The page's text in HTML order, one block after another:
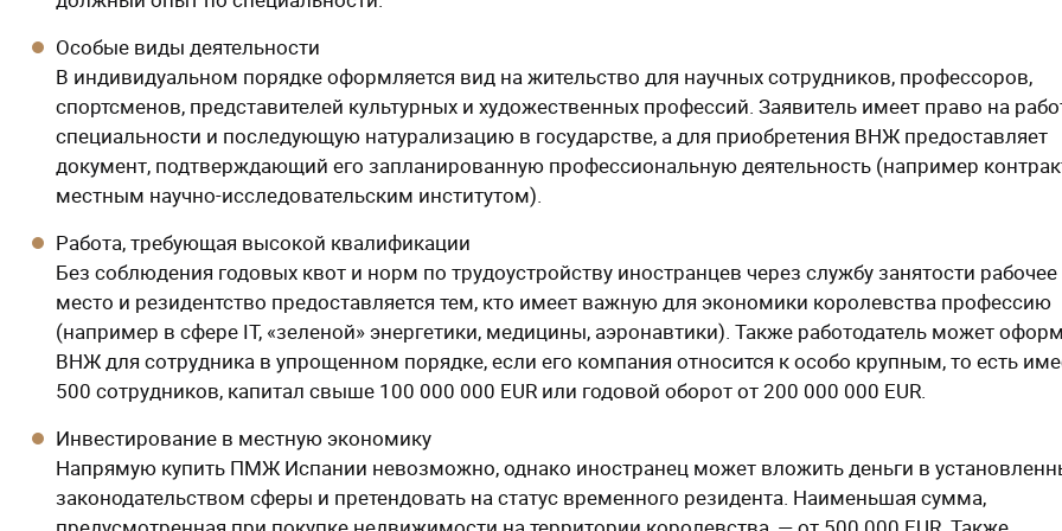
Особые виды деятельности
В индивидуальном порядке оформляется вид на жительство для научных сотрудников, профессоров,
спортсменов, представителей культурных и художественных профессий. Заявитель имеет право на
специальности и последующую натурализацию в государстве, а для приобретения ВНЖ предоставляет
документ, подтверждающий его запланированную профессиональную деятельность (например
местным научно-исследовательским институтом).
Работа, требующая высокой квалификации
Без соблюдения годовых квот и норм по трудоустройству иностранцев через службу занятости рабочее
место и резидентство предоставляется тем, кто имеет важную для экономики королевства профессию
(например в сфере IT, «зеленой» энергетики, медицины, аэронавтики). Также работодатель может
ВНЖ для сотрудника в упрощенном порядке, если его компания относится к особо крупным, то есть
500 сотрудников, капитал свыше 100 000 000 EUR или годовой оборот от 200 000 000 EUR.
Инвестирование в местную экономику
Напрямую купить ПМЖ Испании невозможно, однако иностранец может вложить деньги в
законодательством сферы и претендовать на статус временного резидента. Наименьшая сумма,